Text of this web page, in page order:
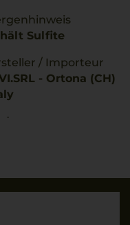
Sulfite
/ Importeur
- Ortona (CH)
L